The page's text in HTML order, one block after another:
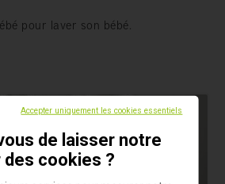
pour laver son bébé.
Accepter uniquement les cookies essentiels
de laisser notre
cookies ?